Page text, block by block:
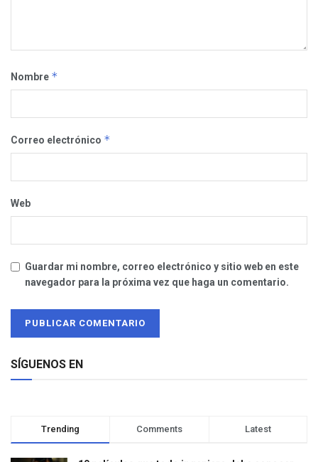
Nombre *
Correo electrónico *
Web
Guardar mi nombre, correo electrónico y sitio web en este
navegador para la próxima vez que haga un comentario.
SÍGUENOS EN
Trending Comments Latest